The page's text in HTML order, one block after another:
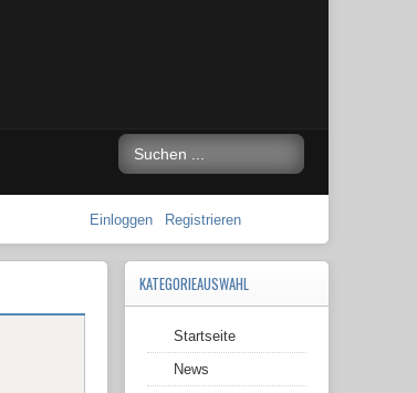
Einloggen Registrieren
KATEGORIEAUSWAHL
Startseite
News